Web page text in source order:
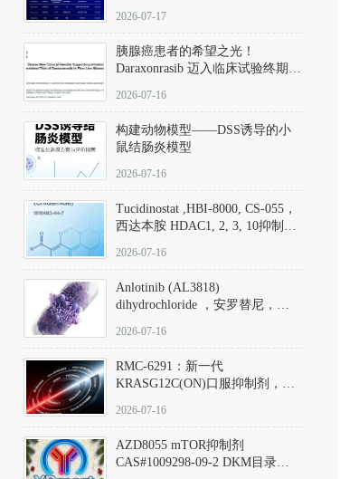
2026-07-17
胰腺癌患者的希望之光！
Daraxonrasib 迈入临床试验终期阶
2026-07-16
构建动物模型——DSS诱导的小
鼠结肠炎模型
2026-07-16
Tucidinostat ,HBI-8000, CS-055，
西达本胺 HDAC1, 2, 3, 10抑制剂
D808567) - DKM活性分子
2026-07-16
Anlotinib (AL3818)
dihydrochloride ，安罗替尼，
Hydrochloride实验方法步骤SOP
2026-07-16
RMC-6291：新一代
KRASG12C(ON)口服抑制剂，
(Elironrasib)CAS#2641998-63-0
2026-07-16
AZD8055 mTOR抑制剂
CAS#1009298-09-2 DKM目录号